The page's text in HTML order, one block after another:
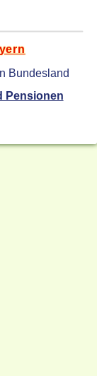
Bundesland
Pensionen